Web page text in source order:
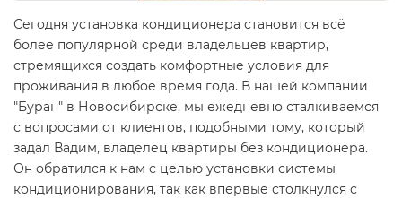
Сегодня установка кондиционера становится всё
более популярной среди владельцев квартир,
стремящихся создать комфортные условия для
проживания в любое время года. В нашей компании
"Буран" в Новосибирске, мы ежедневно сталкиваемся
с вопросами от клиентов, подобными тому, который
задал Вадим, владелец квартиры без кондиционера.
Он обратился к нам с целью установки системы
кондиционирования, так как впервые столкнулся с